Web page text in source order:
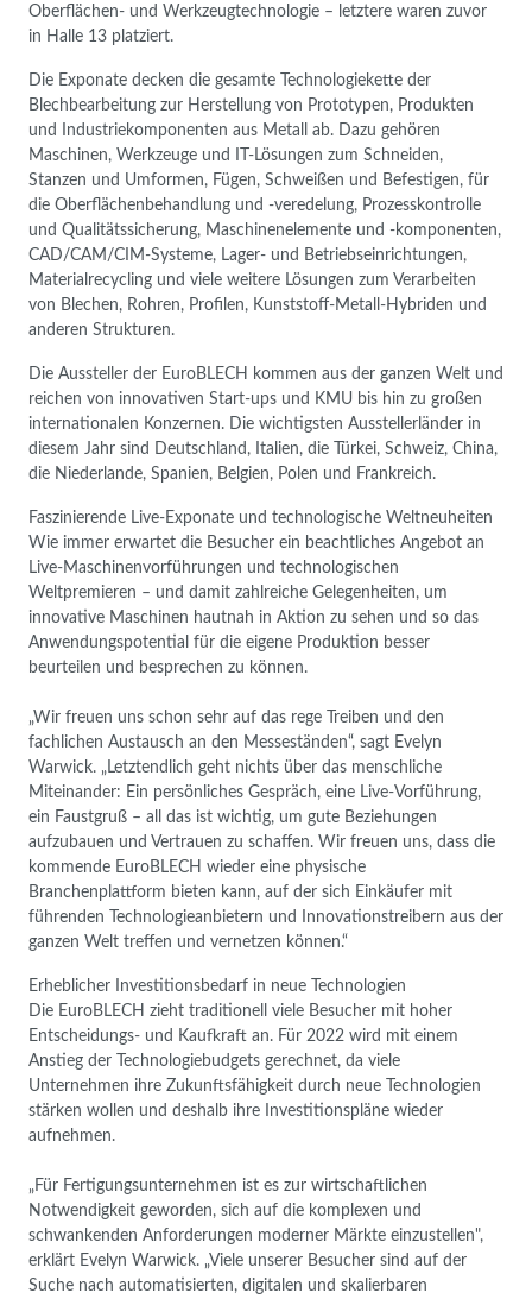
Oberflächen- und Werkzeugtechnologie – letztere waren zuvor
in Halle 13 platziert.
Die Exponate decken die gesamte Technologiekette der
Blechbearbeitung zur Herstellung von Prototypen, Produkten
und Industriekomponenten aus Metall ab. Dazu gehören
Maschinen, Werkzeuge und IT-Lösungen zum Schneiden,
Stanzen und Umformen, Fügen, Schweißen und Befestigen, für
die Oberflächenbehandlung und -veredelung, Prozesskontrolle
und Qualitätssicherung, Maschinenelemente und -komponenten,
CAD/CAM/CIM-Systeme, Lager- und Betriebseinrichtungen,
Materialrecycling und viele weitere Lösungen zum Verarbeiten
von Blechen, Rohren, Profilen, Kunststoff-Metall-Hybriden und
anderen Strukturen.
Die Aussteller der EuroBLECH kommen aus der ganzen Welt und
reichen von innovativen Start-ups und KMU bis hin zu großen
internationalen Konzernen. Die wichtigsten Ausstellerländer in
diesem Jahr sind Deutschland, Italien, die Türkei, Schweiz, China,
die Niederlande, Spanien, Belgien, Polen und Frankreich.
Faszinierende Live-Exponate und technologische Weltneuheiten
Wie immer erwartet die Besucher ein beachtliches Angebot an
Live-Maschinenvorführungen und technologischen
Weltpremieren – und damit zahlreiche Gelegenheiten, um
innovative Maschinen hautnah in Aktion zu sehen und so das
Anwendungspotential für die eigene Produktion besser
beurteilen und besprechen zu können.
„Wir freuen uns schon sehr auf das rege Treiben und den
fachlichen Austausch an den Messeständen“, sagt Evelyn
Warwick. „Letztendlich geht nichts über das menschliche
Miteinander: Ein persönliches Gespräch, eine Live-Vorführung,
ein Faustgruß – all das ist wichtig, um gute Beziehungen
aufzubauen und Vertrauen zu schaffen. Wir freuen uns, dass die
kommende EuroBLECH wieder eine physische
Branchenplattform bieten kann, auf der sich Einkäufer mit
führenden Technologieanbietern und Innovationstreibern aus der
ganzen Welt treffen und vernetzen können.“
Erheblicher Investitionsbedarf in neue Technologien
Die EuroBLECH zieht traditionell viele Besucher mit hoher
Entscheidungs- und Kaufkraft an. Für 2022 wird mit einem
Anstieg der Technologiebudgets gerechnet, da viele
Unternehmen ihre Zukunftsfähigkeit durch neue Technologien
stärken wollen und deshalb ihre Investitionspläne wieder
aufnehmen.
„Für Fertigungsunternehmen ist es zur wirtschaftlichen
Notwendigkeit geworden, sich auf die komplexen und
schwankenden Anforderungen moderner Märkte einzustellen",
erklärt Evelyn Warwick. „Viele unserer Besucher sind auf der
Suche nach automatisierten, digitalen und skalierbaren